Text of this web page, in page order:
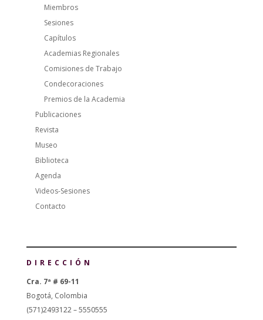
Miembros
Sesiones
Capítulos
Academias Regionales
Comisiones de Trabajo
Condecoraciones
Premios de la Academia
Publicaciones
Revista
Museo
Biblioteca
Agenda
Videos-Sesiones
Contacto
DIRECCIÓN
Cra. 7ª # 69-11
Bogotá, Colombia
(571)2493122 – 5550555